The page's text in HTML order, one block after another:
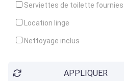
Serviettes de toilette fournies
Location linge
Nettoyage inclus
Garde d'enfantsAPPLIQUER